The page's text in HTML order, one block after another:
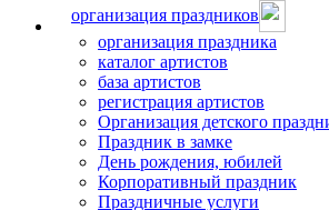
организация праздников
организация праздника
каталог артистов
база артистов
регистрация артистов
Организация детского
Праздник в замке
День рождения, юбилей
Корпоративный праздник
Праздничные услуги